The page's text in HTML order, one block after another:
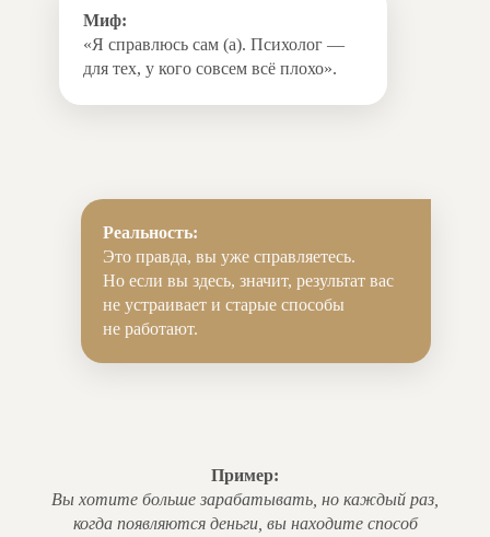
Пример:
Вы хотите больше зарабатывать, но каждый раз,
когда появляются деньги, вы находите способ
Реальность:
Это правда, вы уже справляетесь.
Но если вы здесь, значит, результат вас
не устраивает и старые способы
не работают.
Миф:
«Я справлюсь сам (а). Психолог —
для тех, у кого совсем всё плохо».